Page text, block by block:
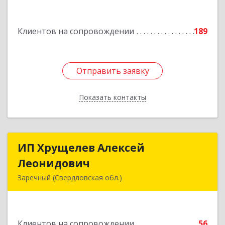
Клиентов на сопровождении 189
Отправить заявку
Показать контакты
Отправить заявку
Назад
ИП Хрущелев Алексей
Леонидович
Заречный (Свердловская обл.)
ИП Хрущелев Алексей